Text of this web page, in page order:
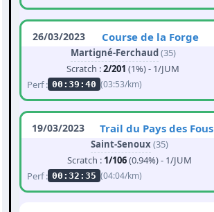
26/03/2023 Course de la Forge
Martigné-Ferchaud(35)
Scratch :2/201 (1%) - 1/JUM
Perf : 00:39:40 (03:53/km)
19/03/2023 Trail du Pays des Fous
Saint-Senoux(35)
Scratch : 1/106(0.94%) - 1/JUM
Perf : 00:32:35 (04:04/km)